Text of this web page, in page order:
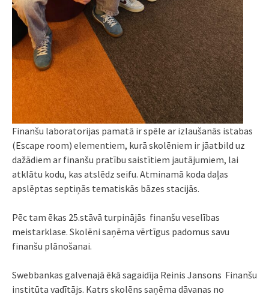
Finanšu laboratorijas pamatā ir spēle ar izlaušanās istabas
(Escape room) elementiem, kurā skolēniem ir jāatbild uz
dažādiem ar finanšu pratību saistītiem jautājumiem, lai
atklātu kodu, kas atslēdz seifu. Atminamā koda daļas
apslēptas septiņās tematiskās bāzes stacijās.
Pēc tam ēkas 25.stāvā turpinājās finanšu veselības
meistarklase. Skolēni saņēma vērtīgus padomus savu
finanšu plānošanai.
Swebbankas galvenajā ēkā sagaidīja Reinis Jansons Finanšu
institūta vadītājs. Katrs skolēns saņēma dāvanas no